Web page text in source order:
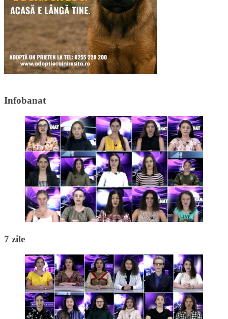
Infobanat
7 zile